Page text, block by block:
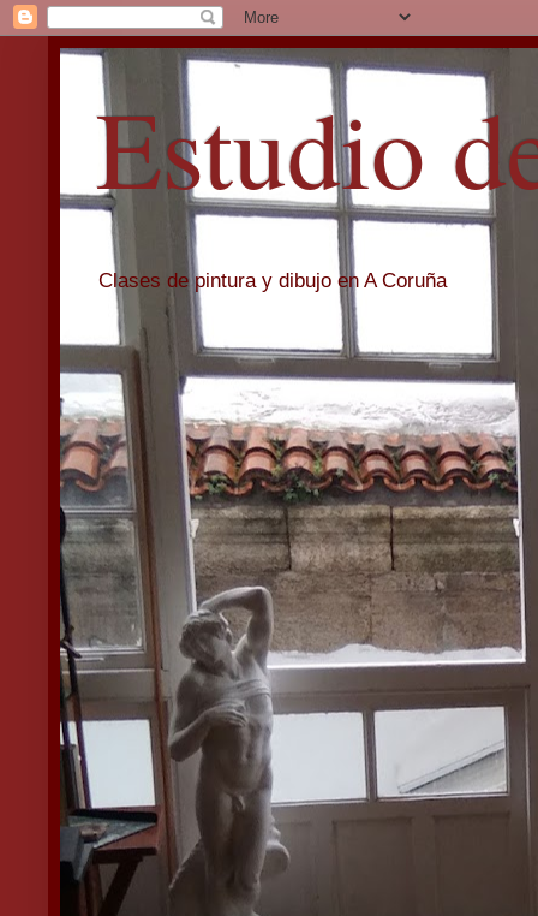
Estudio
Clases de pintura y dibujo en A Coruña